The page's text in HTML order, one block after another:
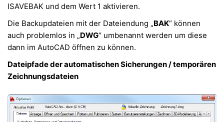
ISAVEBAK und dem Wert 1 aktivieren.
Die Backupdateien mit der Dateiendung „BAK“ können
auch problemlos in „DWG“ umbenannt werden um diese
dann im AutoCAD öffnen zu können.
Dateipfade der automatischen Sicherungen / temporären
Zeichnungsdateien